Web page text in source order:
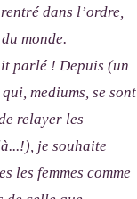
dans l’ordre,
monde.
parlé ! Depuis (un
mediums, se sont
relayer les
je souhaite
les femmes comme